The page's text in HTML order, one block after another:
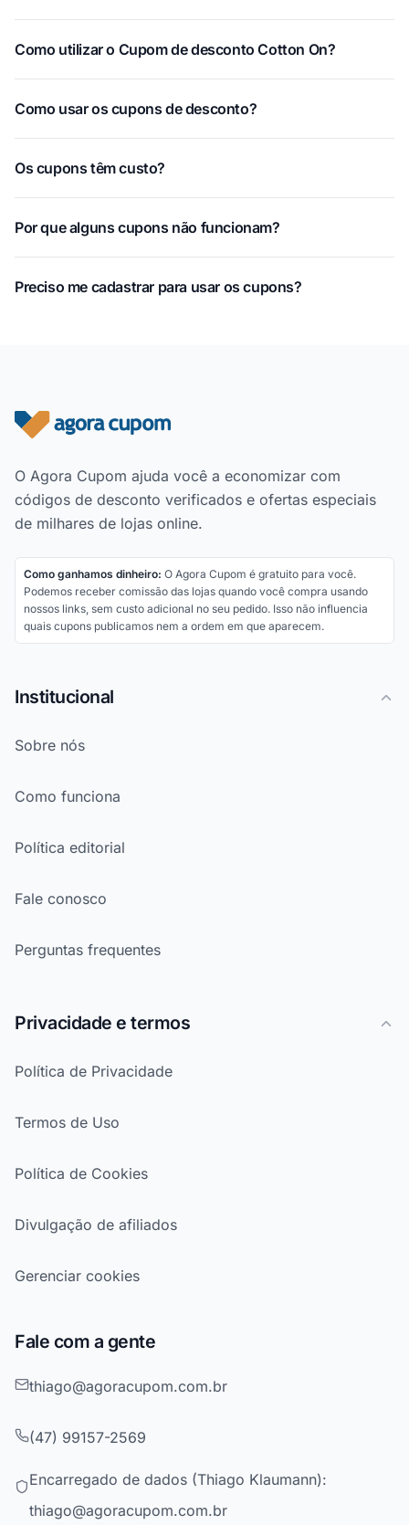
Como utilizar o Cupom de desconto Cotton On?
Como usar os cupons de desconto?
Os cupons têm custo?
Por que alguns cupons não funcionam?
Preciso me cadastrar para usar os cupons?
Rodapé do site
O Agora Cupom ajuda você a economizar com
códigos de desconto verificados e ofertas especiais
de milhares de lojas online.
Como ganhamos dinheiro: O Agora Cupom é gratuito para você.
Podemos receber comissão das lojas quando você compra usando
nossos links, sem custo adicional no seu pedido. Isso não influencia
quais cupons publicamos nem a ordem em que aparecem.
Institucional
Sobre nós
Como funciona
Política editorial
Fale conosco
Perguntas frequentes
Privacidade e termos
Política de Privacidade
Termos de Uso
Política de Cookies
Divulgação de afiliados
Gerenciar cookies
Fale com a gente
thiago@agoracupom.com.br
(47) 99157-2569
Encarregado de dados (Thiago Klaumann):
thiago@agoracupom.com.br